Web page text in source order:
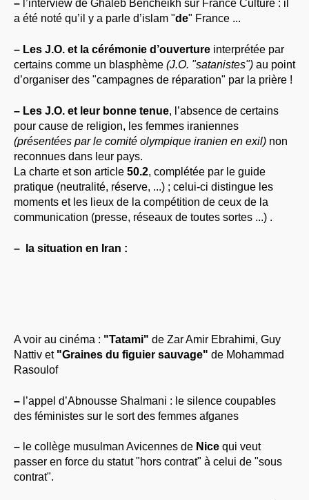
– l’interview de Ghaleb Bencheikh sur France Culture : il
a été noté qu’il y a parle d’islam "de" France ...
– Les J.O. et la cérémonie d’ouverture interprétée par
certains comme un blasphème (J.O. "satanistes") au point
d’organiser des "campagnes de réparation" par la prière !
– Les J.O. et leur bonne tenue, l’absence de certains
pour cause de religion, les femmes iraniennes
(présentées par le comité olympique iranien en exil) non
reconnues dans leur pays.
La charte et son article 50.2, complétée par le guide
pratique (neutralité, réserve, ...) ; celui-ci distingue les
moments et les lieux de la compétition de ceux de la
communication (presse, réseaux de toutes sortes ...) .
– la situation en Iran :
A voir au cinéma : "Tatami" de Zar Amir Ebrahimi, Guy
Nattiv et "Graines du figuier sauvage" de Mohammad
Rasoulof
– l’appel d’Abnousse Shalmani : le silence coupables
des féministes sur le sort des femmes afganes
– le collège musulman Avicennes de Nice qui veut
passer en force du statut "hors contrat" à celui de "sous
contrat".